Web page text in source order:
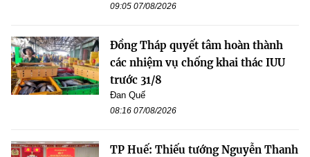
09:05 07/08/2026
Đồng Tháp quyết tâm hoàn thành
các nhiệm vụ chống khai thác IUU
trước 31/8
Đan Quế
08:16 07/08/2026
TP Huế: Thiếu tướng Nguyễn Thanh